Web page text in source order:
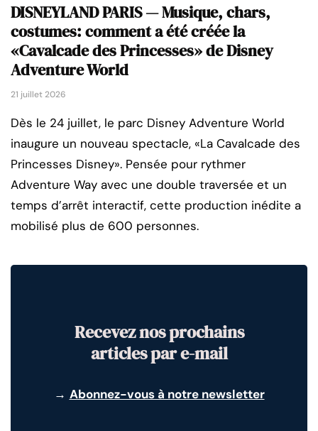
DISNEYLAND PARIS — Musique, chars,
costumes: comment a été créée la
«Cavalcade des Princesses» de Disney
Adventure World
21 juillet 2026
Dès le 24 juillet, le parc Disney Adventure World
inaugure un nouveau spectacle, «La Cavalcade des
Princesses Disney». Pensée pour rythmer
Adventure Way avec une double traversée et un
temps d’arrêt interactif, cette production inédite a
mobilisé plus de 600 personnes.
Recevez nos prochains
articles par e-mail
→ Abonnez-vous à notre newsletter